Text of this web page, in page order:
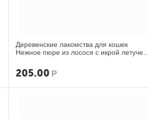
Деревенские лакомства для кошек
Нежное пюре из лосося с икрой летучей
205.00 Р